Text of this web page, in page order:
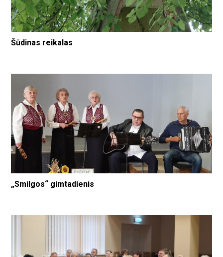
Šūdinas reikalas
„Smilgos“ gimtadienis